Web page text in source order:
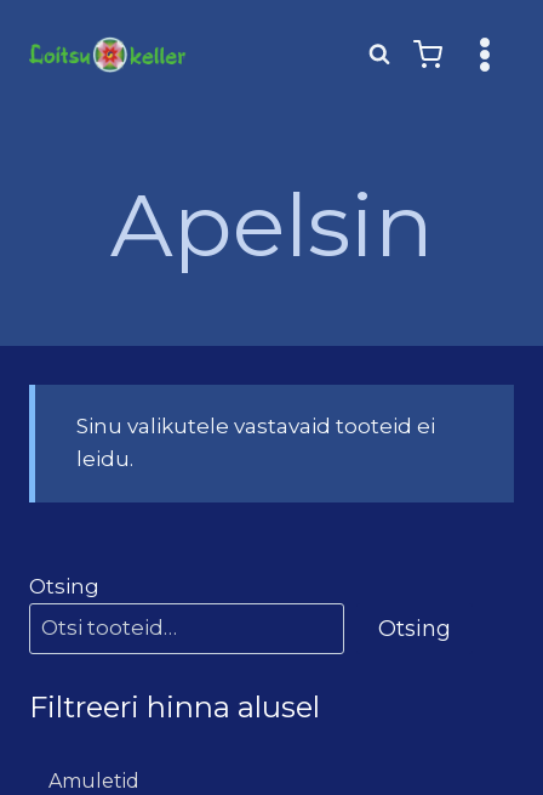
Apelsin
Sinu valikutele vastavaid tooteid ei
leidu.
Otsing
Otsing
Filtreeri hinna alusel
Amuletid